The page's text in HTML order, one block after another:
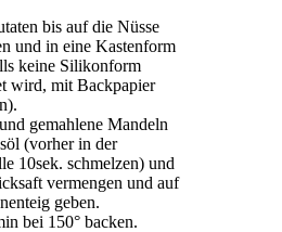
bis auf die Nüsse
und in eine Kastenform
keine Silikonform
wird, mit Backpapier
gemahlene Mandeln
(vorher in der
10sek. schmelzen) und
vermengen und auf
geben.
bei 150° backen.